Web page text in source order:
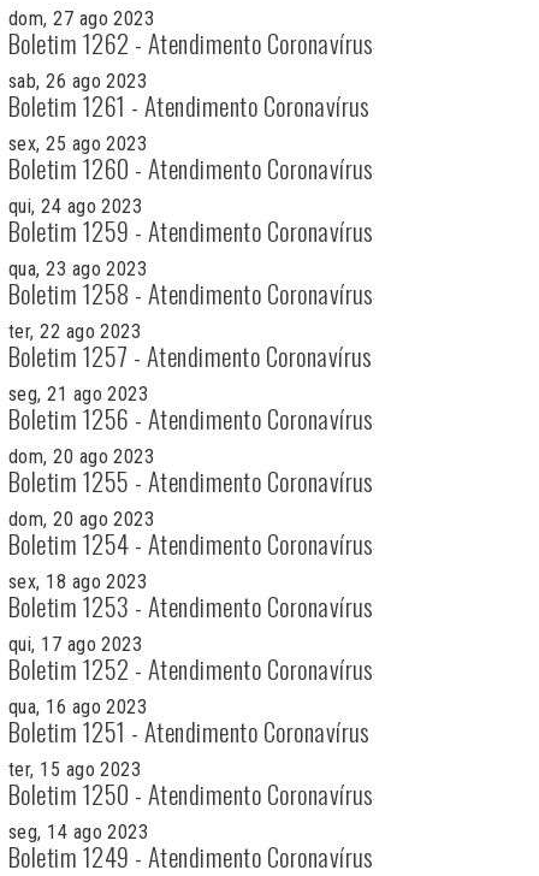
dom, 27 ago 2023
Boletim 1262 - Atendimento Coronavírus
sab, 26 ago 2023
Boletim 1261 - Atendimento Coronavírus
sex, 25 ago 2023
Boletim 1260 - Atendimento Coronavírus
qui, 24 ago 2023
Boletim 1259 - Atendimento Coronavírus
qua, 23 ago 2023
Boletim 1258 - Atendimento Coronavírus
ter, 22 ago 2023
Boletim 1257 - Atendimento Coronavírus
seg, 21 ago 2023
Boletim 1256 - Atendimento Coronavírus
dom, 20 ago 2023
Boletim 1255 - Atendimento Coronavírus
dom, 20 ago 2023
Boletim 1254 - Atendimento Coronavírus
sex, 18 ago 2023
Boletim 1253 - Atendimento Coronavírus
qui, 17 ago 2023
Boletim 1252 - Atendimento Coronavírus
qua, 16 ago 2023
Boletim 1251 - Atendimento Coronavírus
ter, 15 ago 2023
Boletim 1250 - Atendimento Coronavírus
seg, 14 ago 2023
Boletim 1249 - Atendimento Coronavírus